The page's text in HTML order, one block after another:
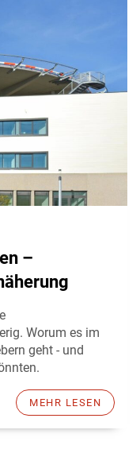
–
Worum es im
geht - und
MEHR LESEN